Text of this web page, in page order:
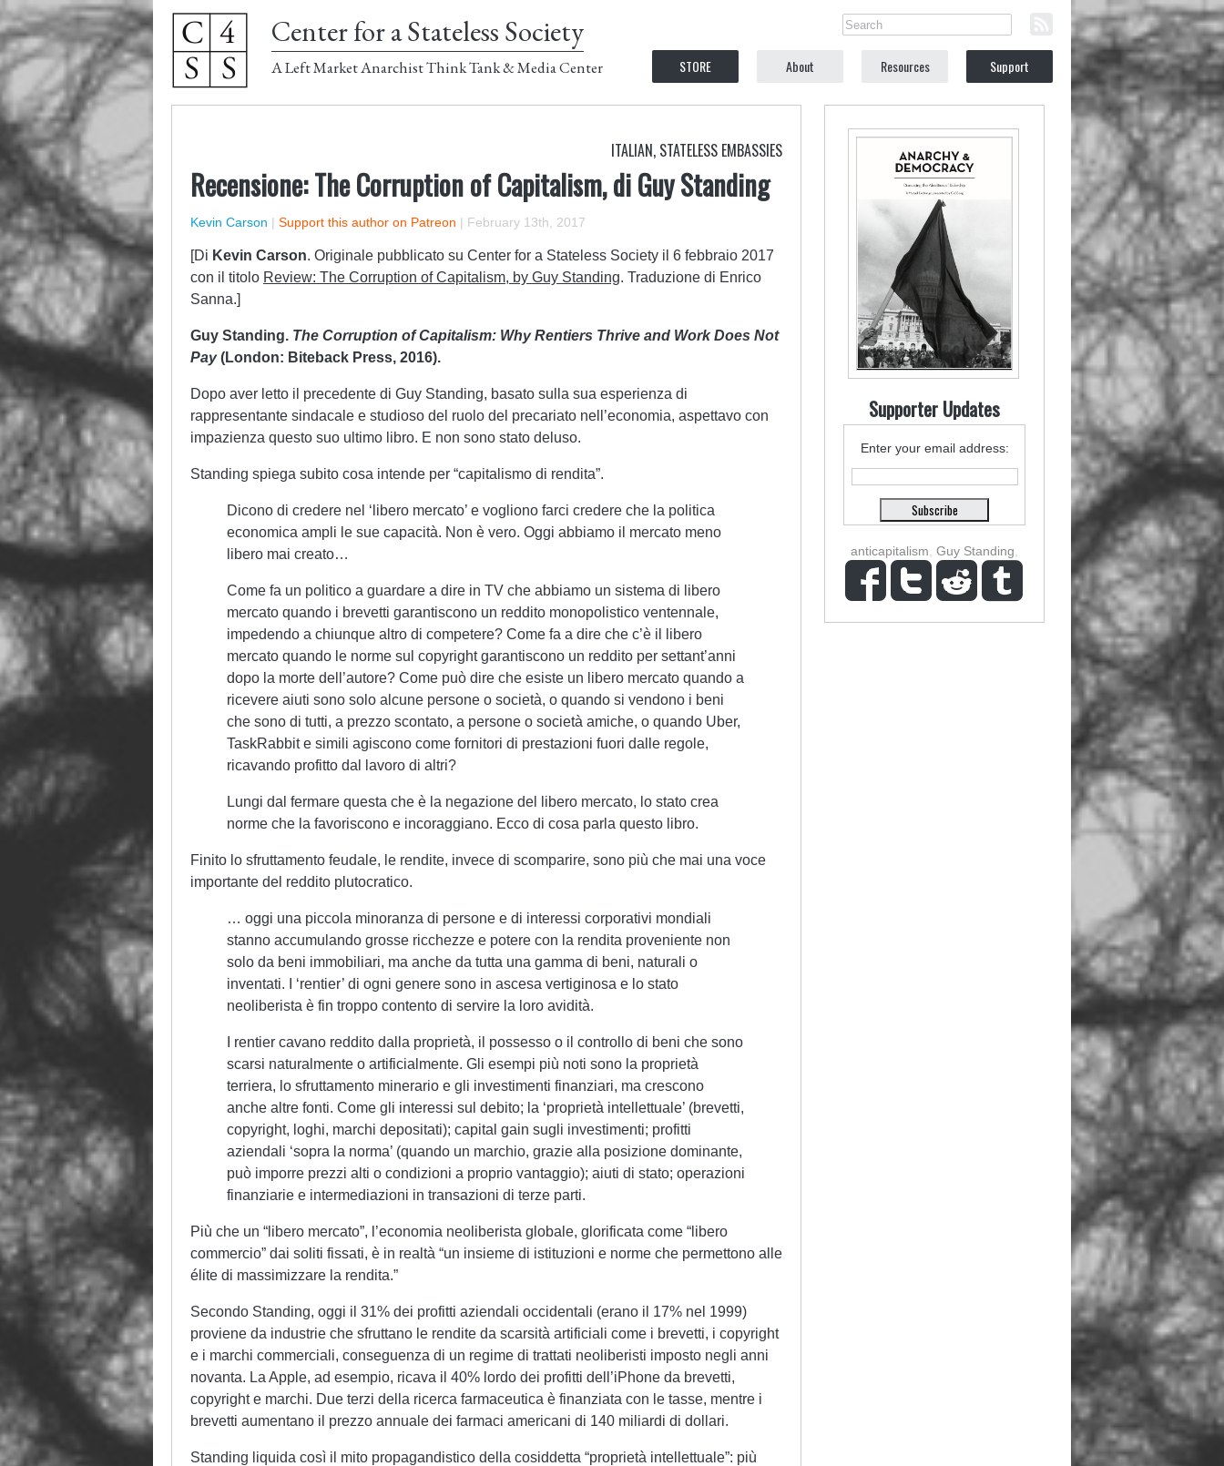
Center for a Stateless Society
A Left Market Anarchist Think Tank & Media Center STORE About Resources Support
ITALIAN, STATELESS EMBASSIES
Recensione: The Corruption of Capitalism, di Guy Standing
Kevin Carson | Support this author on Patreon | February 13th, 2017
[Di Kevin Carson. Originale pubblicato su Center for a Stateless Society il 6 febbraio 2017
con il titolo Review: The Corruption of Capitalism, by Guy Standing. Traduzione di Enrico
Sanna.]
Guy Standing. The Corruption of Capitalism: Why Rentiers Thrive and Work Does Not
Pay(London: Biteback Press, 2016).
Dopo aver letto il precedente di Guy Standing, basato sulla sua esperienza di
rappresentante sindacale e studioso del ruolo del precariato nell’economia, aspettavo con
impazienza questo suo ultimo libro. E non sono stato deluso.
Standing spiega subito cosa intende per “capitalismo di rendita”.
Dicono di credere nel ‘libero mercato’ e vogliono farci credere che la politica
economica ampli le sue capacità. Non è vero. Oggi abbiamo il mercato meno
libero mai creato…
Come fa un politico a guardare a dire in TV che abbiamo un sistema di libero
mercato quando i brevetti garantiscono un reddito monopolistico ventennale,
impedendo a chiunque altro di competere? Come fa a dire che c’è il libero
mercato quando le norme sul copyright garantiscono un reddito per settant’anni
dopo la morte dell’autore? Come può dire che esiste un libero mercato quando a
ricevere aiuti sono solo alcune persone o società, o quando si vendono i beni
che sono di tutti, a prezzo scontato, a persone o società amiche, o quando Uber,
TaskRabbit e simili agiscono come fornitori di prestazioni fuori dalle regole,
ricavando profitto dal lavoro di altri?
Lungi dal fermare questa che è la negazione del libero mercato, lo stato crea
norme che la favoriscono e incoraggiano. Ecco di cosa parla questo libro.
Finito lo sfruttamento feudale, le rendite, invece di scomparire, sono più che mai una voce
importante del reddito plutocratico.
… oggi una piccola minoranza di persone e di interessi corporativi mondiali
stanno accumulando grosse ricchezze e potere con la rendita proveniente non
solo da beni immobiliari, ma anche da tutta una gamma di beni, naturali o
inventati. I ‘rentier’ di ogni genere sono in ascesa vertiginosa e lo stato
neoliberista è fin troppo contento di servire la loro avidità.
I rentier cavano reddito dalla proprietà, il possesso o il controllo di beni che sono
scarsi naturalmente o artificialmente. Gli esempi più noti sono la proprietà
terriera, lo sfruttamento minerario e gli investimenti finanziari, ma crescono
anche altre fonti. Come gli interessi sul debito; la ‘proprietà intellettuale’ (brevetti,
copyright, loghi, marchi depositati); capital gain sugli investimenti; profitti
aziendali ‘sopra la norma’ (quando un marchio, grazie alla posizione dominante,
può imporre prezzi alti o condizioni a proprio vantaggio); aiuti di stato; operazioni
finanziarie e intermediazioni in transazioni di terze parti.
Più che un “libero mercato”, l’economia neoliberista globale, glorificata come “libero
commercio” dai soliti fissati, è in realtà “un insieme di istituzioni e norme che permettono alle
élite di massimizzare la rendita.”
Secondo Standing, oggi il 31% dei profitti aziendali occidentali (erano il 17% nel 1999)
proviene da industrie che sfruttano le rendite da scarsità artificiali come i brevetti, i copyright
e i marchi commerciali, conseguenza di un regime di trattati neoliberisti imposto negli anni
novanta. La Apple, ad esempio, ricava il 40% lordo dei profitti dell’iPhone da brevetti,
copyright e marchi. Due terzi della ricerca farmaceutica è finanziata con le tasse, mentre i
brevetti aumentano il prezzo annuale dei farmaci americani di 140 miliardi di dollari.
Standing liquida così il mito propagandistico della cosiddetta “proprietà intellettuale”: più
Supporter Updates
Enter your email address:
anticapitalism Guy Standing